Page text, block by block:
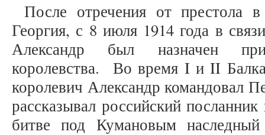
После отречения от престола
Георгия, с 8 июля 1914 года в
Александр был назначен
королевства. Во время I и II
королевич Александр командовал
рассказывал российский
битве под Кумановым